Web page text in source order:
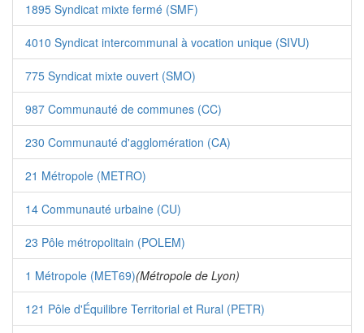
1895 Syndicat mixte fermé (SMF)
4010 Syndicat intercommunal à vocation unique (SIVU)
775 Syndicat mixte ouvert (SMO)
987 Communauté de communes (CC)
230 Communauté d'agglomération (CA)
21 Métropole (METRO)
14 Communauté urbaine (CU)
23 Pôle métropolitain (POLEM)
1 Métropole (MET69)(Métropole de Lyon)
121 Pôle d'Équilibre Territorial et Rural (PETR)